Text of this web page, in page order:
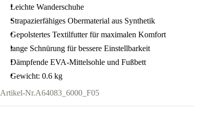
Leichte Wanderschuhe
Strapazierfähiges Obermaterial aus Synthetik
Gepolstertes Textilfutter für maximalen Komfort
lange Schnürung für bessere Einstellbarkeit
Dämpfende EVA-Mittelsohle und Fußbett
Gewicht: 0.6 kg
Artikel-Nr.A64083_6000_F05